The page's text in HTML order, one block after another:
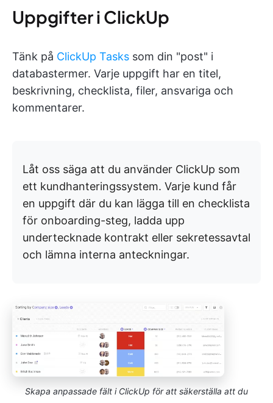
Uppgifter i ClickUp
Tänk på ClickUp Tasks som din "post" i
databastermer. Varje uppgift har en titel,
beskrivning, checklista, filer, ansvariga och
kommentarer.
Låt oss säga att du använder ClickUp som
ett kundhanteringssystem. Varje kund får
en uppgift där du kan lägga till en checklista
för onboarding-steg, ladda upp
undertecknade kontrakt eller sekretessavtal
och lämna interna anteckningar.
Skapa anpassade fält i ClickUp för att säkerställa att du